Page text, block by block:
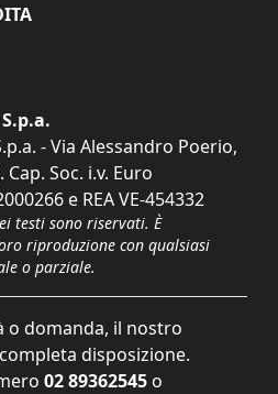
- Via Alessandro Poerio,
Cap. Soc. i.v. Euro
e REA VE-454332
testi sono riservati. È
riproduzione con qualsiasi
o parziale.
o domanda, il nostro
disposizione.
02 89362545 o